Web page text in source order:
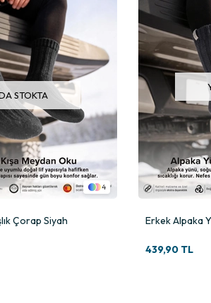
STOKTA
4
Çorap Siyah Erkek Alpaka
439,90 TL